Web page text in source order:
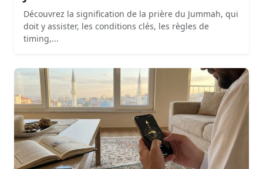
Découvrez la signification de la prière du Jummah, qui
doit y assister, les conditions clés, les règles de
timing,...